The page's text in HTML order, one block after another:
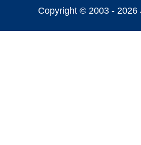
Copyright © 2003 - 2026